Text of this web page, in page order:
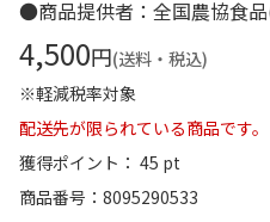
●商品提供者：全国農協食
4,500円(送料・税込)
※軽減税率対象
配送先が限られている商品です。
獲得ポイント： 45 pt
商品番号
8095290533